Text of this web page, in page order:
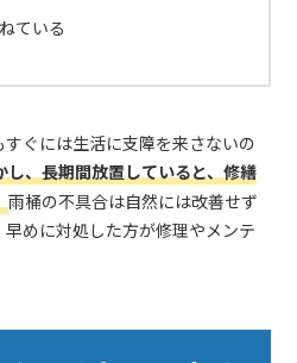
ている
ぐには生活に支障を来さないの
し、長期間放置していると、修繕
雨桶の不具合は自然には改善せず
めに対処した方が修理やメンテ